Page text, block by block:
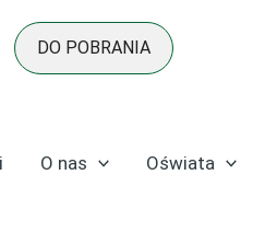
DO POBRANIA
O nas Oświata